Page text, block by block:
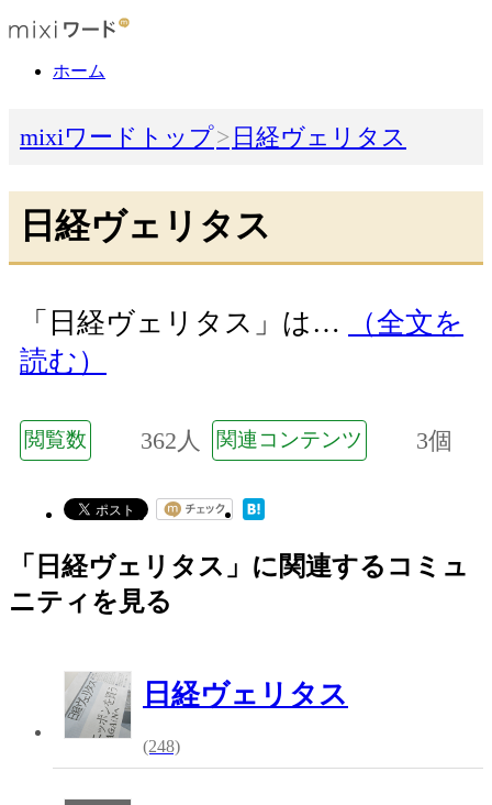
ホーム
mixiワードトップ 日経ヴェリタス
日経ヴェリタス
「日経ヴェリタス」は…
（全文を
読む）
閲覧数 362人 関連コンテンツ 3個
「日経ヴェリタス」に関連するコミュ
ニティを見る
日経ヴェリタス
(248)